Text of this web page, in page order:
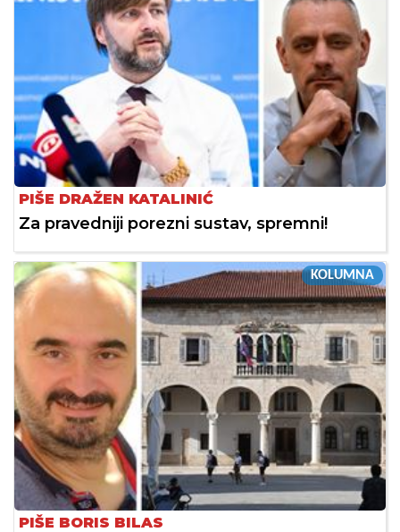
PIŠE DRAŽEN KATALINIĆ
Za pravedniji porezni sustav, spremni!
KOLUMNA
PIŠE BORIS BILAS